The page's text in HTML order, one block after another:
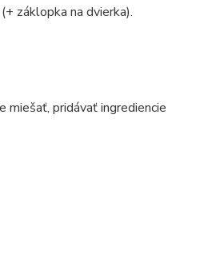
záklopka na dvierka).
pridávať ingrediencie